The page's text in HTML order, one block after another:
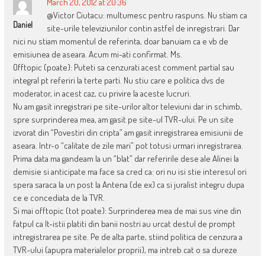
Daniel
@Victor Ciutacu: multumesc pentru raspuns. Nu stiam ca
site-urile televiziunilor contin astfel de inregistrari. Dar
nici nu stiam momentul de referinta, doar banuiam ca e vb de
emisiunea de aseara. Acum mi-ati confirmat. Ms.
Offtopic (poate): Puteti sa cenzurati acest comment partial sau
integral pt referiri la terte parti. Nu stiu care e politica dvs de
moderator, in acest caz, cu privire la aceste lucruri.
Nu am gasit inregistrari pe site-urilor altor televiuni dar in schimb,
spre surprinderea mea, am gasit pe site-ul TVR-ului. Pe un site
izvorat din “Povestiri din cripta” am gasit inregistrarea emisiunii de
aseara. Intr-o “calitate de zile mari” pot totusi urmari inregistrarea.
Prima data ma gandeam la un “blat” dar referirile dese ale Alinei la
demisie si anticipate ma face sa cred ca: ori nu isi stie interesul ori
spera saraca la un post la Antena (de ex) ca si juralist integru dupa
ce e concediata de la TVR.
Si mai offtopic (tot poate): Surprinderea mea de mai sus vine din
fatpul ca It-istii platiti din banii nostri au urcat destul de prompt
intregistrarea pe site. Pe de alta parte, stiind politica de cenzura a
TVR-ului (apupra materialelor proprii), ma intreb cat o sa dureze